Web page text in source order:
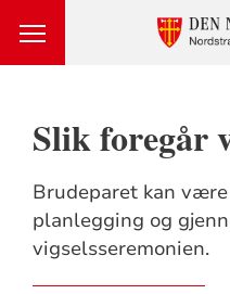
Slik foregår
Brudeparet kan
planlegging og
vigselsseremonien.